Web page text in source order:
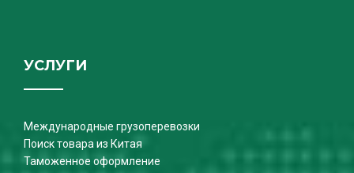
УСЛУГИ
Международные грузоперевозки
Поиск товара из Китая
Таможенное оформление